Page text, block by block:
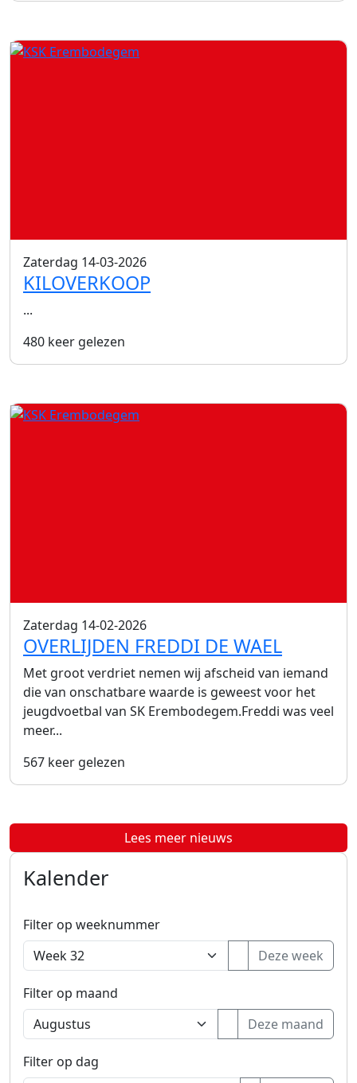
Zaterdag 14-03-2026
KILOVERKOOP
...
480 keer gelezen
Zaterdag 14-02-2026
OVERLIJDEN FREDDI DE WAEL
Met groot verdriet nemen wij afscheid van iemand
die van onschatbare waarde is geweest voor het
jeugdvoetbal van SK Erembodegem.Freddi was veel
meer...
567 keer gelezen
Lees meer nieuws
Kalender
Filter op weeknummer
Deze week
Filter op maand
Deze maand
Filter op dag